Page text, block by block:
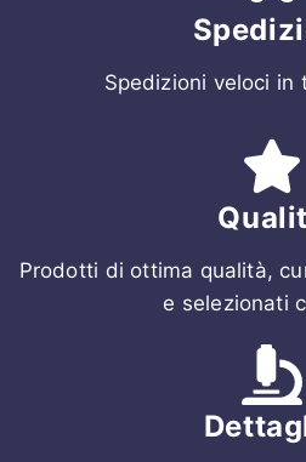
Spedizioni veloci in
Prodotti di ottima qualità,
e selezionati